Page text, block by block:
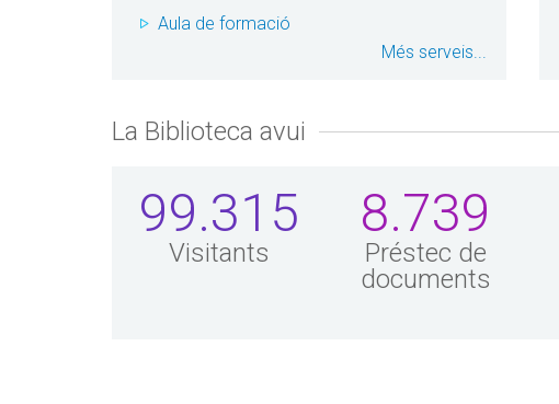
Aula de formació
Més serveis...
La Biblioteca avui
99.315
Visitants
8.739
Préstec de
documents